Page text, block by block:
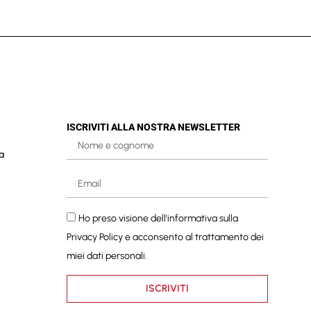
ISCRIVITI ALLA NOSTRA NEWSLETTER
Ho preso visione dell'informativa sulla
Privacy Policye acconsento al trattamento dei
miei dati personali.
ISCRIVITI